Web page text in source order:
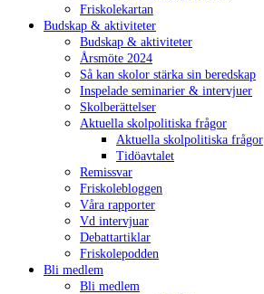
Friskolekartan
Budskap & aktiviteter
Budskap & aktiviteter
Årsmöte 2024
Så kan skolor stärka sin beredskap
Inspelade seminarier & intervjuer
Skolberättelser
Aktuella skolpolitiska frågor
Aktuella skolpolitiska frågor
Tidöavtalet
Remissvar
Friskolebloggen
Våra rapporter
Vd intervjuar
Debattartiklar
Friskolepodden
Bli medlem
Bli medlem